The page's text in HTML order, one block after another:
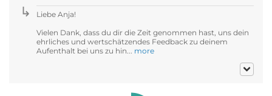
Liebe Anja!
Vielen Dank, dass du dir die Zeit genommen hast, uns dein
ehrliches und wertschätzendes Feedback zu deinem
Aufenthalt bei uns zu hin... more